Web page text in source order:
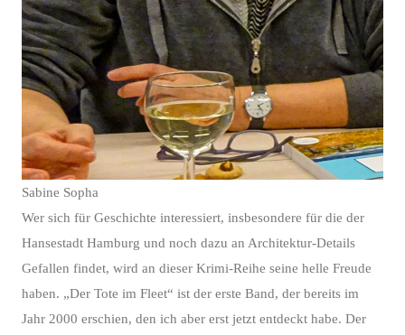
Sabine Sopha
Wer sich für Geschichte interessiert, insbesondere für die der
Hansestadt Hamburg und noch dazu an Architektur-Details
Gefallen findet, wird an dieser Krimi-Reihe seine helle Freude
haben. „Der Tote im Fleet“ ist der erste Band, der bereits im
Jahr 2000 erschien, den ich aber erst jetzt entdeckt habe. Der